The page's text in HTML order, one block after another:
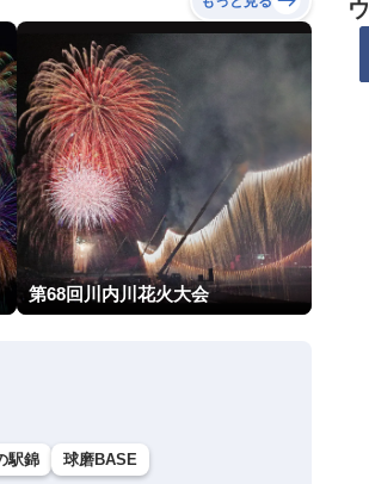
第68回川内川花火大会
駅錦
球磨BASE